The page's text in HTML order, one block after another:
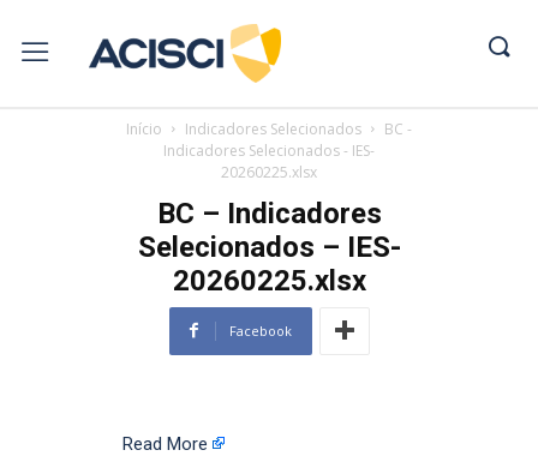
Início Indicadores Selecionados
BC -
Indicadores Selecionados - IES-
20260225.xlsx
BC – Indicadores
Selecionados – IES-
20260225.xlsx
Facebook
Read More